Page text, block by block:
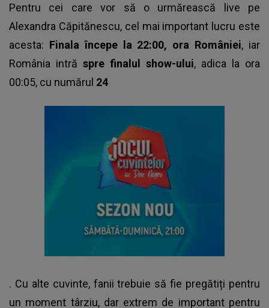
Pentru cei care vor să o urmărească live pe
Alexandra Căpitănescu, cel mai important lucru este
acesta: Finala începe la 22:00, ora României, iar
România intră spre finalul show-ului, adica la ora
00:05, cu numărul 24
. Cu alte cuvinte, fanii trebuie să fie pregătiți pentru
un moment târziu, dar extrem de important pentru